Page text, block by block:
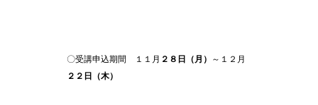
〇受講申込期間 １１月 ２８日（月）
～１２月
２２日（木）